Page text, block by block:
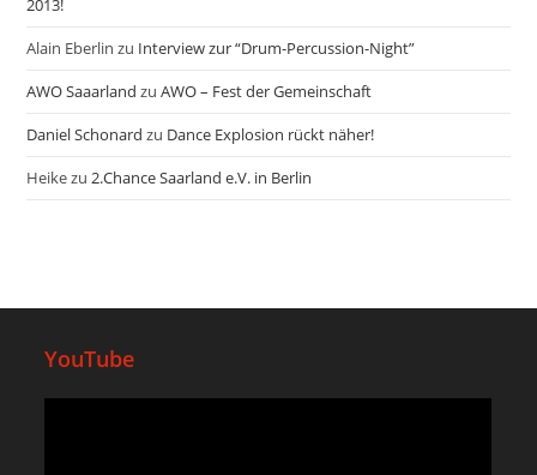
2013!
Alain Eberlin zu Interview zur “Drum-Percussion-Night”
AWO Saaarland zuAWO – Fest der Gemeinschaft
Daniel Schonard zu Dance Explosion rückt näher!
Heikezu2.Chance Saarland e.V. in Berlin
YouTube